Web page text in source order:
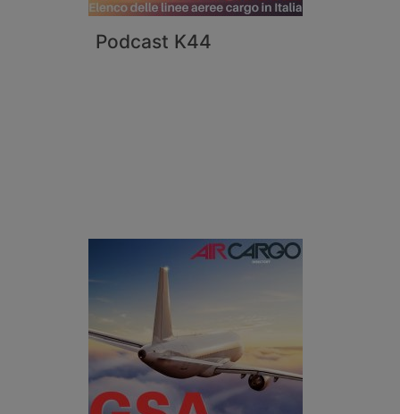
Podcast K44